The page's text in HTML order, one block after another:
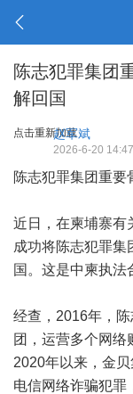
陈志犯罪集团
解回国
点击重新加载
赵军斌
2026-6-20
陈志犯罪集团重要
近日，在柬埔寨有
成功将陈志犯罪集
国。这是中柬执法
经查，2016年，
团，运营多个网络
2020年以来，金
电信网络诈骗犯罪